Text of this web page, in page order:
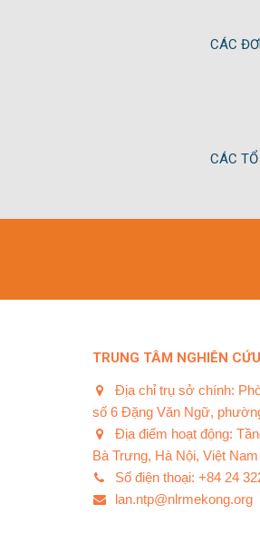
CÁC
CÁC
TRUNG TÂM NGHIÊN
Địa chỉ trụ sở chính:
số 6 Đặng Văn Ngữ,
Địa điểm hoạt động:
Bà Trưng, Hà Nội, Việt Nam
Số điện thoại: +84 24
lan.ntp@nlrmekong.org